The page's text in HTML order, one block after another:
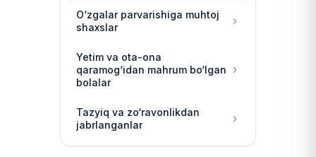
O‘zgalar parvarishiga muhtoj
shaxslar
Yetim va ota-ona
qaramog‘idan mahrum bo‘lgan
bolalar
Tazyiq va zo‘ravonlikdan
jabrlanganlar